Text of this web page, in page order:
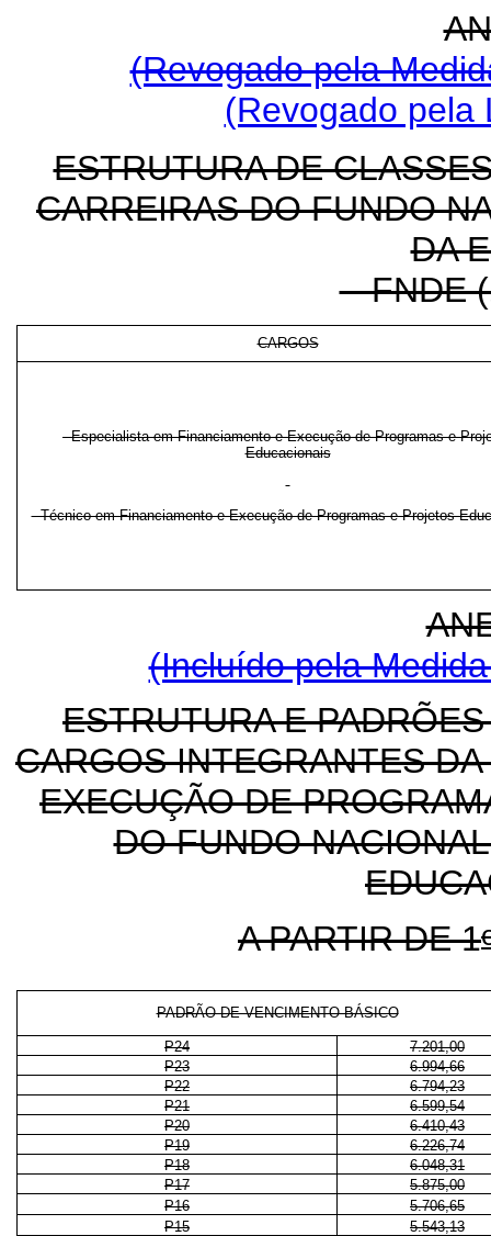
(Revogado pela
(Revogado pela
ESTRUTURA DE
CARREIRAS DO FUNDO
DA
- FNDE
CARGOS
- Especialista em Financiamento e Execução de Programas e
Educacionais
- Técnico em Financiamento e Execução de Programas e Projetos
(Incluído pela
ESTRUTURA E
CARGOS INTEGRANTES
EXECUÇÃO DE
DO FUNDO
A PARTIR DE 1
PADRÃO DE VENCIMENTO BÁSICO
P24
7.201,00
P23
6.994,66
P22
6.794,23
P21
6.599,54
P20
6.410,43
P19
6.226,74
P18
6.048,31
P17
5.875,00
P16
5.706,65
P15
5.543,13